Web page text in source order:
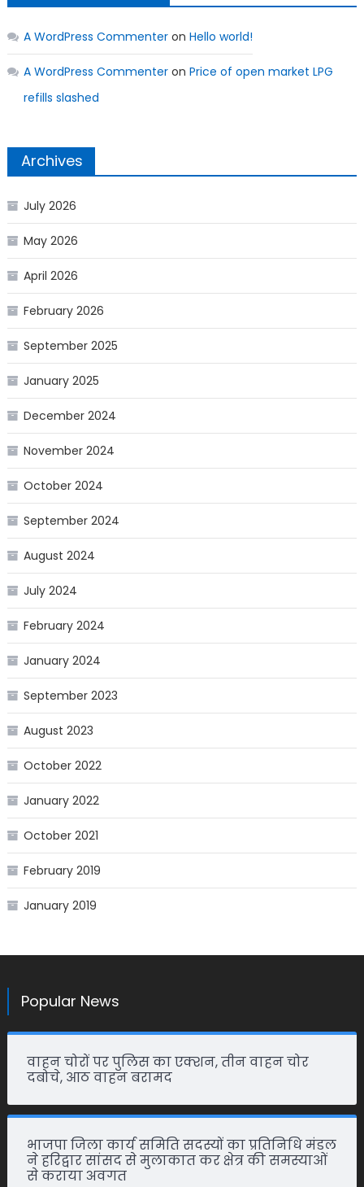
A WordPress Commenteron Hello world!
A WordPress Commenteron Price of open market LPG
refills slashed
Archives
July 2026
May 2026
April 2026
February 2026
September 2025
January 2025
December 2024
November 2024
October 2024
September 2024
August 2024
July 2024
February 2024
January 2024
September 2023
August 2023
October 2022
January 2022
October 2021
February 2019
January 2019
Popular News
वाहन चोरों पर पुलिस का एक्शन, तीन वाहन चोर
दबोचे, आठ वाहन बरामद
भाजपा जिला कार्य समिति सदस्यों का प्रतिनिधि मंडल
ने हरिद्वार सांसद से मुलाकात कर क्षेत्र की समस्याओं
से कराया अवगत